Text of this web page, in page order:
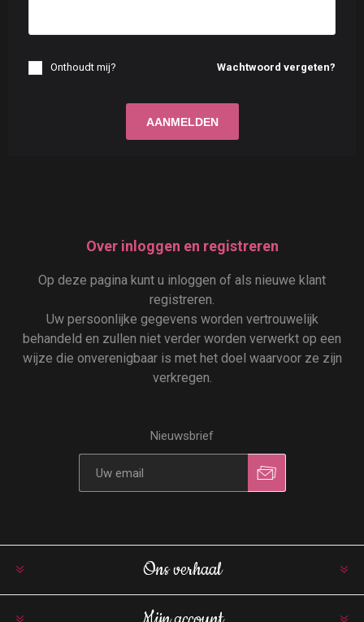
Wachtwoord vergeten?
Onthoudt mij?
Over inloggen en registreren
Op deze pagina kunt u inloggen of als nieuwe klant
registreren.
Uw persoonlijke gegevens worden vertrouwelijk
behandeld en zullen niet verder worden verwerkt op een
wijze die onverenigbaar is met het doel waarvoor ze zijn
verkregen.
Nieuwsbrief
Ons verhaal